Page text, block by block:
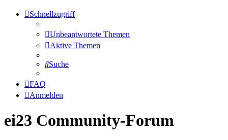
Schnellzugriff
Unbeantwortete Themen
Aktive Themen
Suche
FAQ
Anmelden
ei23 Community-Forum